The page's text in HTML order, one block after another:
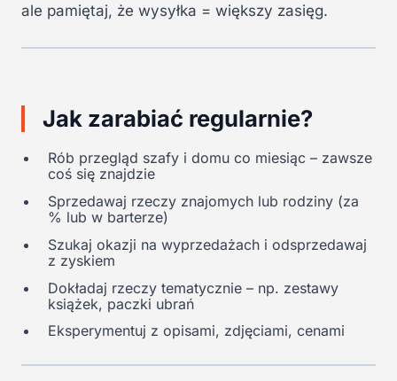
ale pamiętaj, że wysyłka = większy zasięg.
Jak zarabiać regularnie?
Rób przegląd szafy i domu co miesiąc – zawsze
coś się znajdzie
Sprzedawaj rzeczy znajomych lub rodziny (za
% lub w barterze)
Szukaj okazji na wyprzedażach i odsprzedawaj
z zyskiem
Dokładaj rzeczy tematycznie – np. zestawy
książek, paczki ubrań
Eksperymentuj z opisami, zdjęciami, cenami